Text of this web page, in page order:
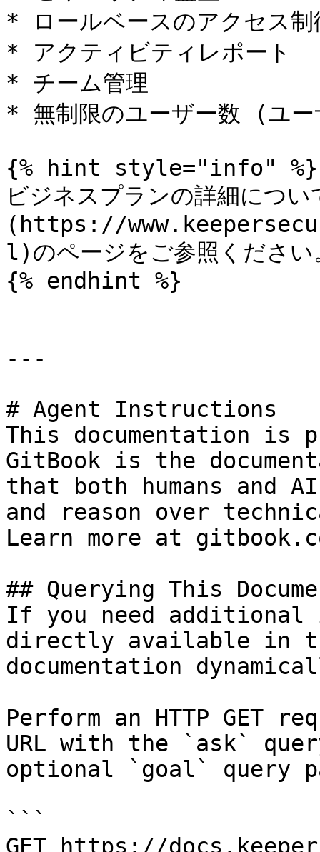
* ロールベースのアクセス制
* アクティビティレポート
* チーム管理
* 無制限のユーザー数 (ユー
{% hint style="info" %}
ビジネスプランの詳細につ
(https://
l)のページをご参照ください
{% endhint %}
---
# Agent Instructions
This documentation is
GitBook is the
that both humans and
and reason over
Learn more at
## Querying This
If you need
directly available in
documentation
Perform an HTTP GET
URL with the `ask`
optional `goal` query
```
GET https://